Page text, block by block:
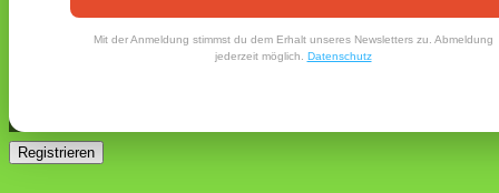
Mit der Anmeldung stimmst du dem Erhalt unseres Newsletters zu. Abmeldung
jederzeit möglich. Datenschutz
E-Mail-Adresse gesendet.
Registrieren